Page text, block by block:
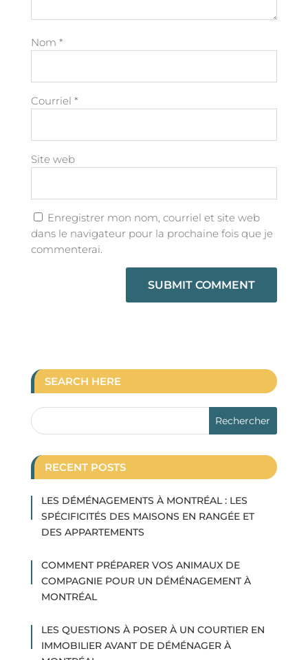
Nom *
Courriel *
Site web
Enregistrer mon nom, courriel et site web
dans le navigateur pour la prochaine fois que je
commenterai.
SEARCH HERE
RECENT POSTS
LES DÉMÉNAGEMENTS À MONTRÉAL : LES
SPÉCIFICITÉS DES MAISONS EN RANGÉE ET
DES APPARTEMENTS
COMMENT PRÉPARER VOS ANIMAUX DE
COMPAGNIE POUR UN DÉMÉNAGEMENT À
MONTRÉAL
LES QUESTIONS À POSER À UN COURTIER EN
IMMOBILIER AVANT DE DÉMÉNAGER À